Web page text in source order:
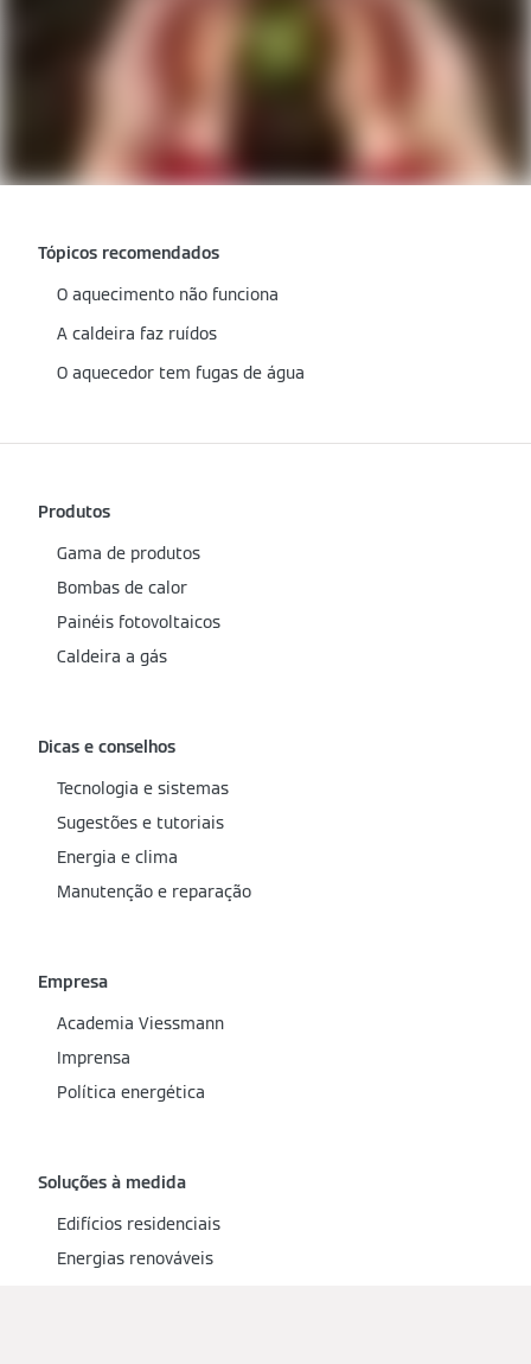
Tópicos recomendados
O aquecimento não funciona
A caldeira faz ruídos
O aquecedor tem fugas de água
Produtos
Gama de produtos
Bombas de calor
Painéis fotovoltaicos
Caldeira a gás
Dicas e conselhos
Tecnologia e sistemas
Sugestões e tutoriais
Energia e clima
Manutenção e reparação
Empresa
Academia Viessmann
Imprensa
Política energética
Soluções à medida
Edifícios residenciais
Energias renováveis